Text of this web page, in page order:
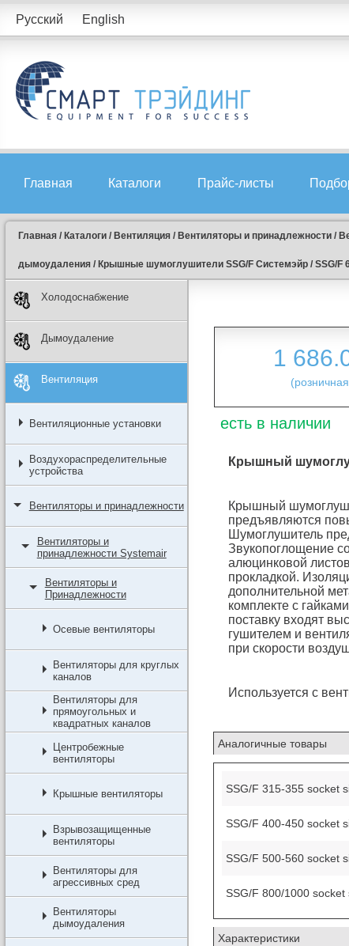
Русский English
Главная Каталоги Прайс-листы
Главная / Каталоги / Вентиляция / Вентиляторы и принадлежности /
дымоудаления / Крышные шумоглушители SSG/F Системэйр / SSG/F
Холодоснабжение
Дымоудаление
Вентиляция
Вентиляционные установки
Воздухораспределительные
устройства
Вентиляторы и принадлежности
Вентиляторы и
принадлежности Systemair
Вентиляторы и
Принадлежности
Осевые вентиляторы
Вентиляторы для круглых
каналов
Вентиляторы для
прямоугольных и
квадратных каналов
Центробежные
вентиляторы
Крышные вентиляторы
Взрывозащищенные
вентиляторы
Вентиляторы для
агрессивных сред
Вентиляторы
дымоудаления
1
есть в наличии
Крышный
Крышный
предъявляются
Шумоглушитель
Звукопоглощение
алюцинковой
прокладкой.
дополнительной
комплекте с
поставку входят
гушителем и
при скорости
Используется с
Аналогичные товары
SSG/F 315-355 socket
SSG/F 400-450 socket
SSG/F 500-560 socket
SSG/F 800/1000 socket
Характеристики